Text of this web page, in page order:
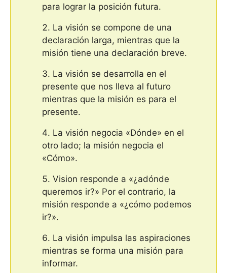
para lograr la posición futura.
La visión se compone de una
declaración larga, mientras que la
misión tiene una declaración breve.
La visión se desarrolla en el
presente que nos lleva al futuro
mientras que la misión es para el
presente.
La visión negocia «Dónde» en el
otro lado; la misión negocia el
«Cómo».
Vision responde a «¿adónde
queremos ir?» Por el contrario, la
misión responde a «¿cómo podemos
ir?».
La visión impulsa las aspiraciones
mientras se forma una misión para
informar.